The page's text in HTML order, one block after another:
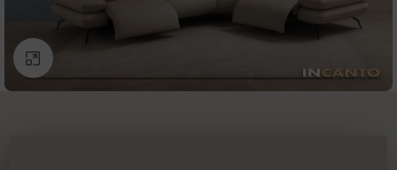
Κάντε κλικ για μεγέθυνση